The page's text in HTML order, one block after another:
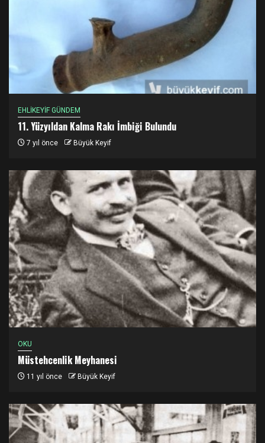
EHLİKEYİF GÜNDEM
11. Yüzyıldan Kalma Rakı İmbiği Bulundu
7 yıl önce Büyük Keyif
OKU
Müstehcenlik Meyhanesi
11 yıl önce Büyük Keyif